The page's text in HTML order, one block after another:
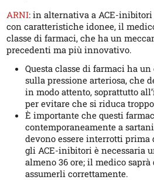
ARNI: in alternativa a ACE-
con caratteristiche idonee, il
classe di farmaci, che ha un
precedenti ma più innovativo.
Questa classe di farmaci ha
sulla pressione arteriosa, che
in modo attento, soprattutto
per evitare che si riduca
È importante che questi
contemporaneamente a
devono essere interrotti
gli ACE-inibitori è necessaria
almeno 36 ore; il medico
assumerli correttamente.